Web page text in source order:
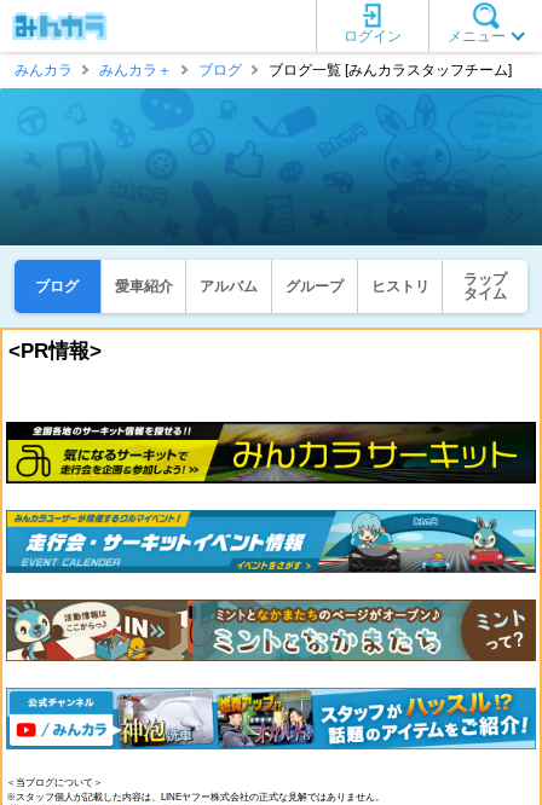
メニュー
ログイン
みんカラ
みんカラ＋ ブログ ブログ一覧 [みんカラスタッフチーム]
ブログ 愛車紹介 アルバム グループ ヒストリ
ラップ
タイム
<PR情報>
＜当ブログについて＞
※スタッフ個人が記載した内容は、LINEヤフー株式会社の正式な見解ではありません。